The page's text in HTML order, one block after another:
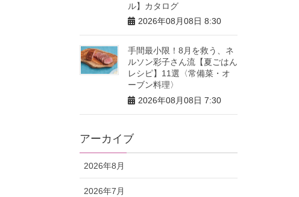
ル】カタログ
2026年08月08日 8:30
手間最小限！8月を救う、ネ
ルソン彩子さん流【夏ごはん
レシピ】11選〈常備菜・オ
ーブン料理〉
2026年08月08日 7:30
アーカイブ
2026年8月
2026年7月